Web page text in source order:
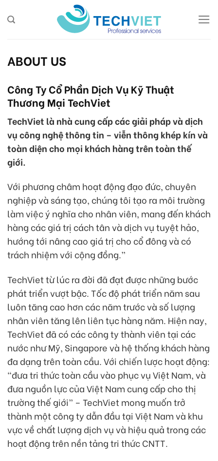
to
ABOUT US
Công Ty Cổ Phần Dịch Vụ Kỹ Thuật
Thương Mại TechViet
TechViet là nhà cung cấp các giải pháp và dịch
vụ công nghệ thông tin – viễn thông khép kín và
toàn diện cho mọi khách hàng trên toàn thế
giới.
Với phương châm hoạt động đạo đức, chuyên
nghiệp và sáng tạo, chúng tôi tạo ra môi trường
làm việc ý nghĩa cho nhân viên, mang đến khách
hàng các giá trị cách tân và dịch vụ tuyệt hảo,
hướng tới nâng cao giá trị cho cổ đông và có
trách nhiệm với cộng đồng.”
TechViet từ lúc ra đời đã đạt được những bước
phát triển vượt bậc. Tốc độ phát triển năm sau
luôn tăng cao hơn các năm trước và số lượng
nhân viên tăng lên liên tục hàng năm. Hiện nay,
TechViet đã có các công ty thành viên tại các
nước như Mỹ, Singapore và hệ thống khách hàng
đa dạng trên toàn cầu. Với chiến lược hoạt động:
“đưa tri thức toàn cầu vào phục vụ Việt Nam, và
đưa nguồn lực của Việt Nam cung cấp cho thị
trường thế giới” – TechViet mong muốn trở
thành một công ty dẫn đầu tại Việt Nam và khu
vực về chất lượng dịch vụ và hiệu quả trong các
hoạt động trên nền tảng tri thức CNTT.